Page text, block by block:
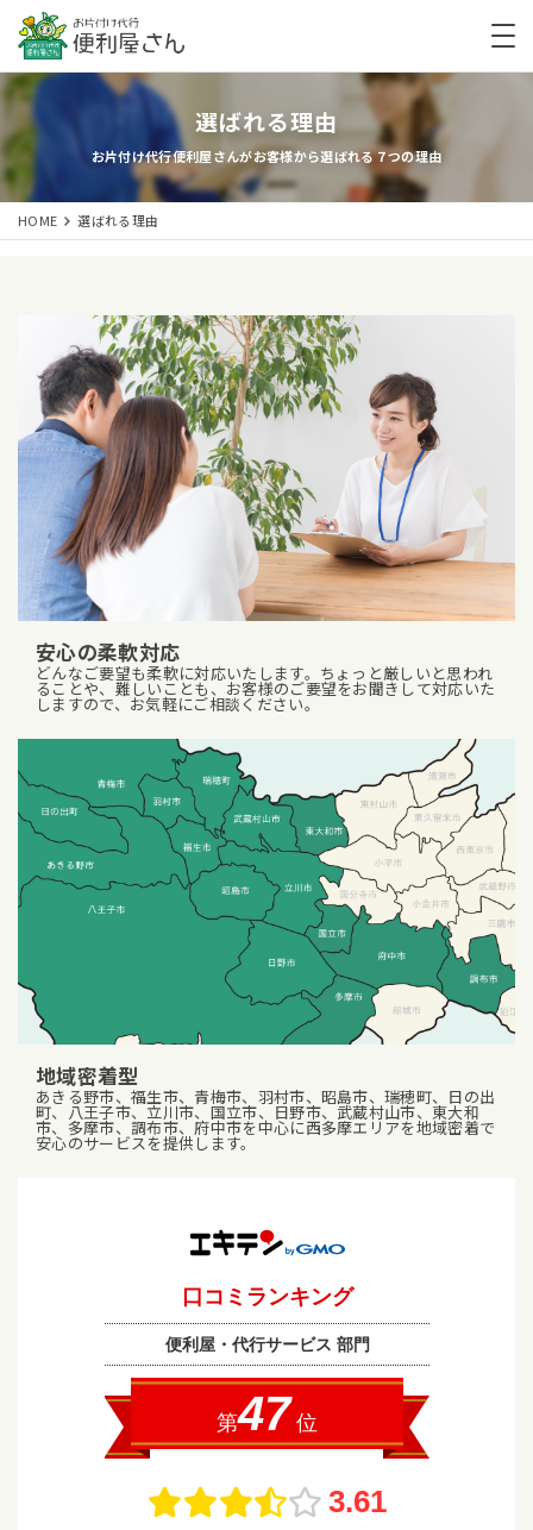
選ばれる理由
お片付け代行便利屋さんがお客様から選ばれる７つの理由
HOME 選ばれる理由
安心の柔軟対応
どんなご要望も柔軟に対応いたします。ちょっと厳しいと思われ
ることや、難しいことも、お客様のご要望をお聞きして対応いた
しますので、お気軽にご相談ください。
地域密着型
あきる野市、福生市、青梅市、羽村市、昭島市、瑞穂町、日の出
町、八王子市、立川市、国立市、日野市、武蔵村山市、東大和
市、多摩市、調布市、府中市を中心に西多摩エリアを地域密着で
安心のサービスを提供します。